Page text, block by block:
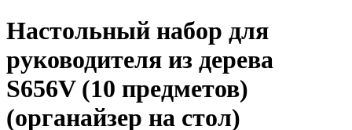
Настольный набор для
руководителя из дерева
S656V (10 предметов)
(органайзер на стол)